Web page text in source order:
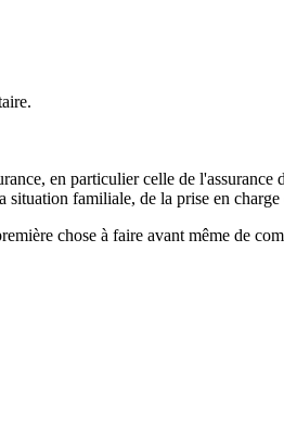
en particulier celle de
situation familiale, de la prise en
chose à faire avant même de